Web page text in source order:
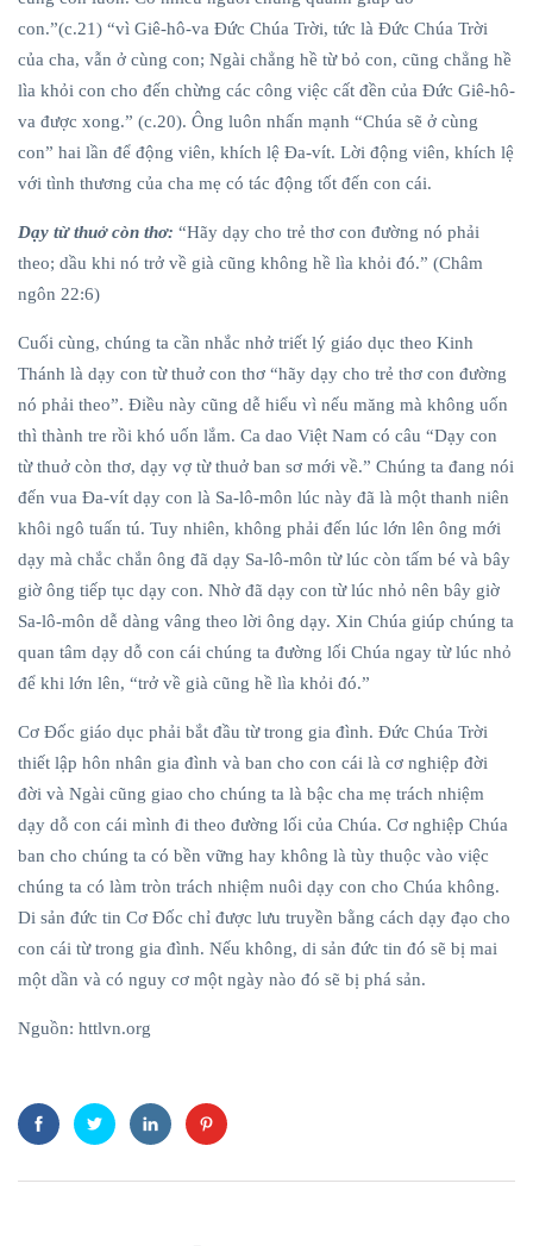
con.”(c.21) “vì Giê-hô-va Đức Chúa Trời, tức là Đức Chúa Trời
của cha, vẫn ở cùng con; Ngài chẳng hề từ bỏ con, cũng chẳng hề
lìa khỏi con cho đến chừng các công việc cất đền của Đức Giê-hô-
va được xong.” (c.20). Ông luôn nhấn mạnh “Chúa sẽ ở cùng
con” hai lần để động viên, khích lệ Đa-vít. Lời động viên, khích lệ
với tình thương của cha mẹ có tác động tốt đến con cái.
Dạy từ thuở còn thơ: “Hãy dạy cho trẻ thơ con đường nó phải
theo; dầu khi nó trở về già cũng không hề lìa khỏi đó.” (Châm
ngôn 22:6)
Cuối cùng, chúng ta cần nhắc nhở triết lý giáo dục theo Kinh
Thánh là dạy con từ thuở con thơ “hãy dạy cho trẻ thơ con đường
nó phải theo”. Điều này cũng dễ hiểu vì nếu măng mà không uốn
thì thành tre rồi khó uốn lắm. Ca dao Việt Nam có câu “Dạy con
từ thuở còn thơ, dạy vợ từ thuở ban sơ mới về.” Chúng ta đang nói
đến vua Đa-vít dạy con là Sa-lô-môn lúc này đã là một thanh niên
khôi ngô tuấn tú. Tuy nhiên, không phải đến lúc lớn lên ông mới
dạy mà chắc chắn ông đã dạy Sa-lô-môn từ lúc còn tấm bé và bây
giờ ông tiếp tục dạy con. Nhờ đã dạy con từ lúc nhỏ nên bây giờ
Sa-lô-môn dễ dàng vâng theo lời ông dạy. Xin Chúa giúp chúng ta
quan tâm dạy dỗ con cái chúng ta đường lối Chúa ngay từ lúc nhỏ
để khi lớn lên, “trở về già cũng hề lìa khỏi đó.”
Cơ Đốc giáo dục phải bắt đầu từ trong gia đình. Đức Chúa Trời
thiết lập hôn nhân gia đình và ban cho con cái là cơ nghiệp đời
đời và Ngài cũng giao cho chúng ta là bậc cha mẹ trách nhiệm
dạy dỗ con cái mình đi theo đường lối của Chúa. Cơ nghiệp Chúa
ban cho chúng ta có bền vững hay không là tùy thuộc vào việc
chúng ta có làm tròn trách nhiệm nuôi dạy con cho Chúa không.
Di sản đức tin Cơ Đốc chỉ được lưu truyền bằng cách dạy đạo cho
con cái từ trong gia đình. Nếu không, di sản đức tin đó sẽ bị mai
một dần và có nguy cơ một ngày nào đó sẽ bị phá sản.
Nguồn: httlvn.org